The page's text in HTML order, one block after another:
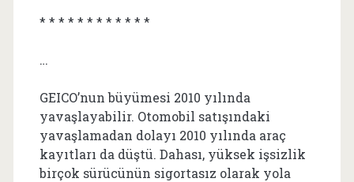
* * * * * * * * * * * *
…
GEICO’nun büyümesi 2010 yılında
yavaşlayabilir. Otomobil satışındaki
yavaşlamadan dolayı 2010 yılında araç
kayıtları da düştü. Dahası, yüksek işsizlik
birçok sürücünün sigortasız olarak yola